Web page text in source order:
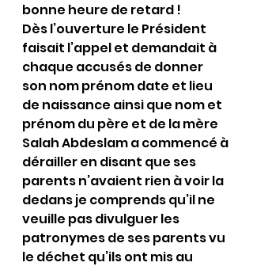
bonne heure de retard !
Dès l’ouverture le Président
faisait l’appel et demandait à
chaque accusés de donner
son nom prénom date et lieu
de naissance ainsi que nom et
prénom du père et de la mère
Salah Abdeslam a commencé à
dérailler en disant que ses
parents n’avaient rien à voir la
dedans je comprends qu’il ne
veuille pas divulguer les
patronymes de ses parents vu
le déchet qu’ils ont mis au